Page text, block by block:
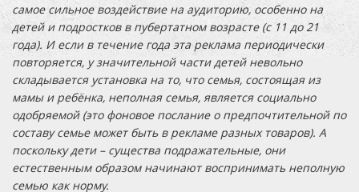
самое сильное воздействие на аудиторию, особенно на
детей и подростков в пубертатном возрасте (с 11 до 21
года). И если в течение года эта реклама периодически
повторяется, у значительной части детей невольно
складывается установка на то, что семья, состоящая из
мамы и ребёнка, неполная семья, является социально
одобряемой (это фоновое послание о предпочтительной по
составу семье может быть в рекламе разных товаров). А
поскольку дети – существа подражательные, они
естественным образом начинают воспринимать неполную
семью как норму.